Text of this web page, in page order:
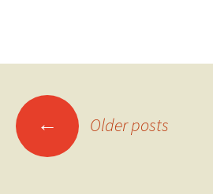
Posts
navigation
← Older posts